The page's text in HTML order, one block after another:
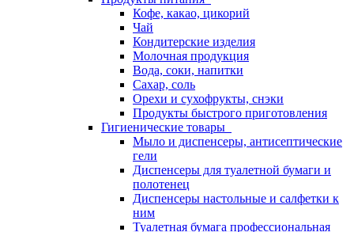
Кофе, какао, цикорий
Чай
Кондитерские изделия
Молочная продукция
Вода, соки, напитки
Сахар, соль
Орехи и сухофрукты, снэки
Продукты быстрого приготовления
Гигиенические товары
Мыло и диспенсеры, антисептические
гели
Диспенсеры для туалетной бумаги и
полотенец
Диспенсеры настольные и салфетки к
ним
Туалетная бумага профессиональная